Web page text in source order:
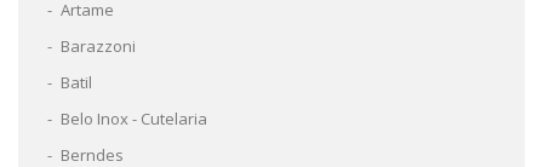
Artame
Barazzoni
Batil
Belo Inox - Cutelaria
Berndes